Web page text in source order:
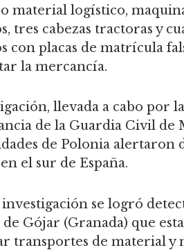
material logístico,
tres cabezas tractoras y
con placas de matrícula
la mercancía.
llevada a cabo por
de la Guardia Civil de
de Polonia alertaron
el sur de España.
se logró
Gójar (Granada) que
transportes de material y